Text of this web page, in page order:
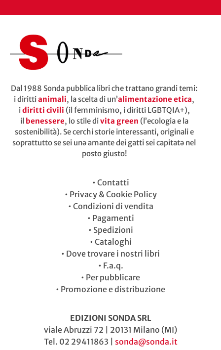
Dal 1988 Sonda pubblica libri che trattano grandi temi:
i dirittianimali, la scelta di un’alimentazione etica,
idiritti civili (il femminismo, i diritti LGBTQIA+),
il benessere, lo stile divita green (l’ecologia e la
sostenibilità). Se cerchi storie interessanti, originali e
soprattutto se sei unə amante dei gatti sei capitatə nel
posto giusto!
• Contatti
• Privacy & Cookie Policy
• Condizioni di vendita
• Pagamenti
• Spedizioni
• Cataloghi
• Dove trovare i nostri libri
• F.a.q.
• Per pubblicare
• Promozione e distribuzione
EDIZIONI SONDA SRL
viale Abruzzi 72 | 20131 Milano (MI)
Tel. 02 29411863 | sonda@sonda.it